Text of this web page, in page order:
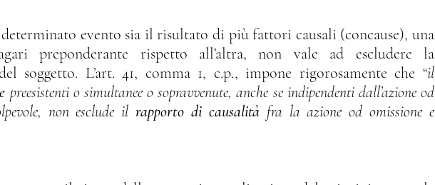
preponderante rispetto all’altra, non vale ad escludere la
soggetto. L’art. 41, comma 1, c.p., impone rigorosamente che “
preesistenti o simultanee o sopravvenute, anche se indipendenti dall’azione od
non esclude il rapporto di causalità fra la azione od omissione e